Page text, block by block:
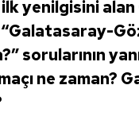
yenilgisini
sorularının
ne zaman?